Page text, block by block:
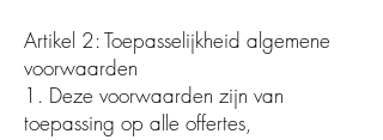
Artikel 2: Toepasselijkheid algemene
voorwaarden
1. Deze voorwaarden zijn van
toepassing op alle offertes,